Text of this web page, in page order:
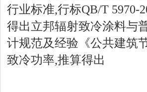
行业标准,行标QB/T 5970-
得出立邦辐射致冷涂料与
计规范及经验《公共建筑
致冷功率,推算得出